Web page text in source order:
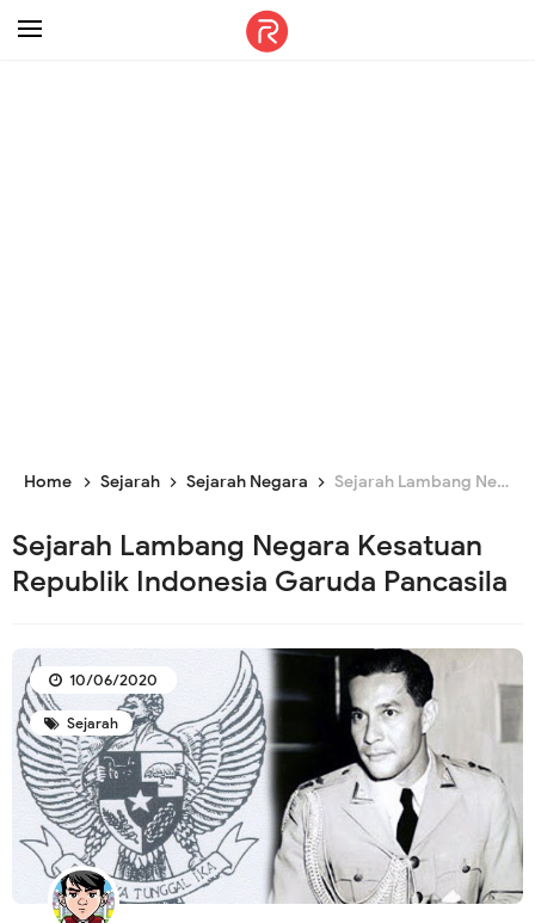
Home Sejarah Sejarah Negara Sejarah Lambang Negara Kesatuan Republik Indonesia Garuda Pancasila
Sejarah Lambang Negara Kesatuan
Republik Indonesia Garuda Pancasila
Sejarah
10/06/2020